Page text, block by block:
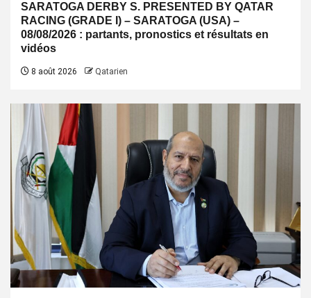
SARATOGA DERBY S. PRESENTED BY QATAR
RACING (GRADE I) – SARATOGA (USA) –
08/08/2026 : partants, pronostics et résultats en
vidéos
8 août 2026 Qatarien